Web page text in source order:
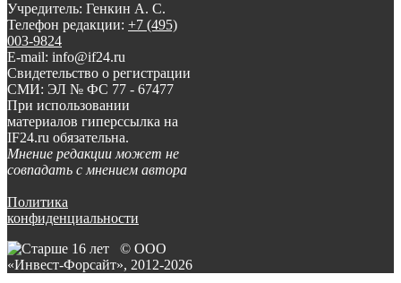
Учредитель: Генкин А. С.
Телефон редакции: +7 (495)
003-9824
E-mail: info@if24.ru
Свидетельство о регистрации
СМИ: ЭЛ № ФС 77 - 67477
При использовании
материалов гиперссылка на
IF24.ru обязательна.
Мнение редакции может не
совпадать с мнением автора
Политика
конфиденциальности
© ООО
«Инвест-Форсайт», 2012-2026